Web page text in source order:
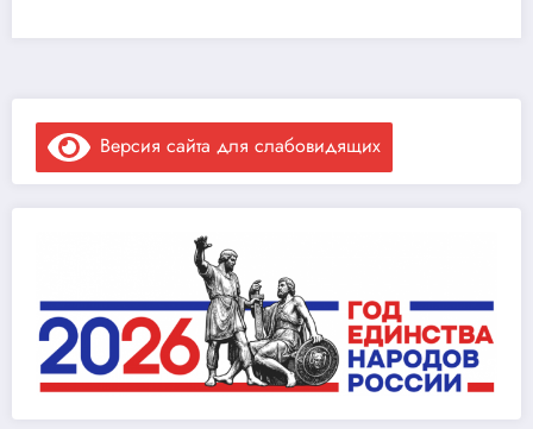
Версия сайта для слабовидящих